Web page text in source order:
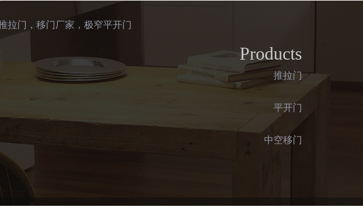
拉门，移门厂家，极窄平开门
Products
推拉门
平开门
中空移门